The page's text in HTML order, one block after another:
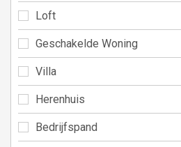
Loft
Geschakelde Woning
Villa
Herenhuis
Bedrijfspand